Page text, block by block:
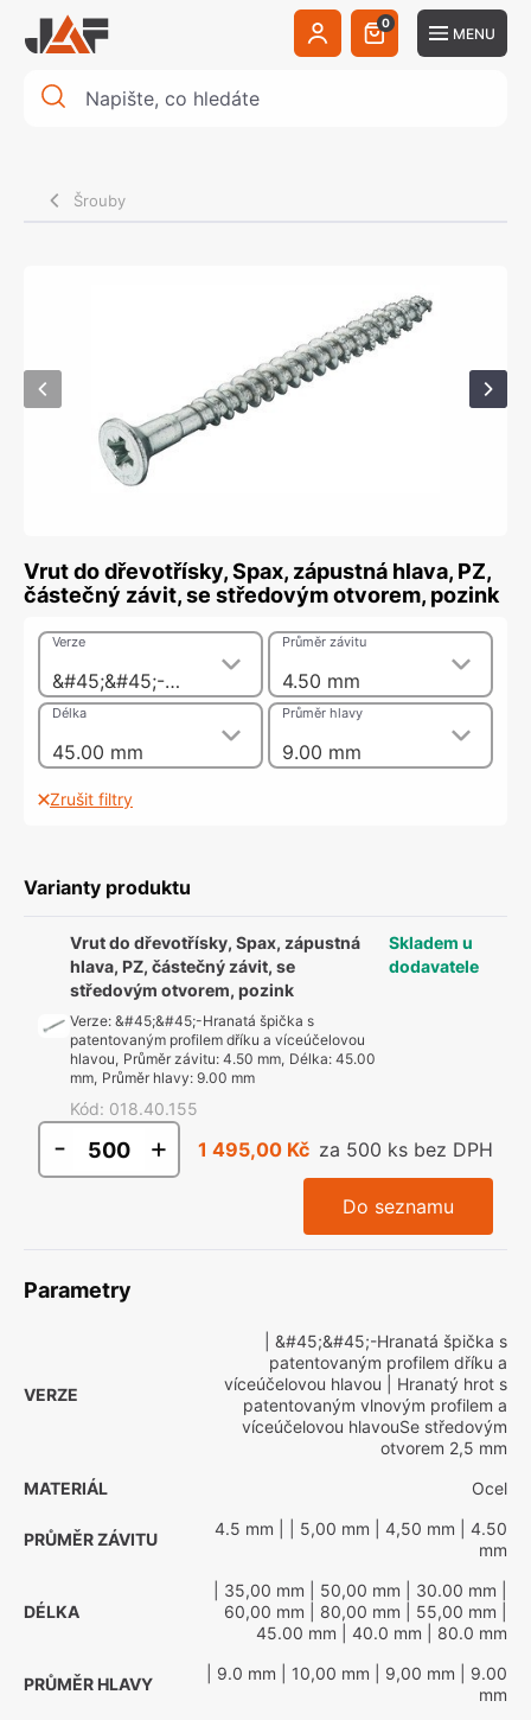
0
MENU
Šrouby
Vrut do dřevotřísky, Spax, zápustná hlava, PZ,
částečný závit, se středovým otvorem, pozink
&#45;&#45;-Hranatá špička s patentovaným profilem dříku a víceúčelovou hlavou
Verze
4.50 mm
Průměr závitu
45.00 mm
Délka
9.00 mm
Průměr hlavy
Zrušit filtry
Varianty produktu
Vrut do dřevotřísky, Spax, zápustná
hlava, PZ, částečný závit, se
středovým otvorem, pozink
Verze: &#45;&#45;-Hranatá špička s
patentovaným profilem dříku a víceúčelovou
hlavou, Průměr závitu: 4.50 mm, Délka: 45.00
mm, Průměr hlavy: 9.00 mm
Kód: 018.40.155
Skladem u
dodavatele
- + 1 495,00 Kč za 500 ks bez DPH
Do seznamu
Parametry
VERZE
| &#45;&#45;-Hranatá špička s
patentovaným profilem dříku a
víceúčelovou hlavou | Hranatý hrot s
patentovaným vlnovým profilem a
víceúčelovou hlavouSe středovým
otvorem 2,5 mm
MATERIÁL
Ocel
PRŮMĚR ZÁVITU
4.5 mm | 5,00 mm | 4,50 mm | 4.50
mm
DÉLKA
| 35,00 mm | 50,00 mm | 30.00 mm
60,00 mm | 80,00 mm | 55,00 mm
45.00 mm | 40.0 mm | 80.0 mm
PRŮMĚR HLAVY
| 9.0 mm | 10,00 mm | 9,00 mm | 9.00
mm